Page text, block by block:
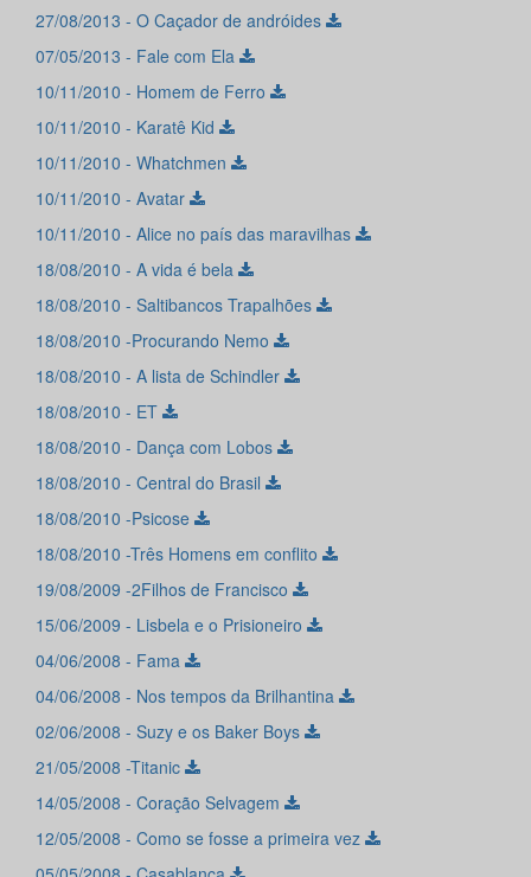
27/08/2013 - O Caçador de andróides
07/05/2013 - Fale com Ela
10/11/2010 - Homem de Ferro
10/11/2010 - Karatê Kid
10/11/2010 - Whatchmen
10/11/2010 - Avatar
10/11/2010 - Alice no país das maravilhas
18/08/2010 - A vida é bela
18/08/2010 - Saltibancos Trapalhões
18/08/2010 -Procurando Nemo
18/08/2010 - A lista de Schindler
18/08/2010 - ET
18/08/2010 - Dança com Lobos
18/08/2010 - Central do Brasil
18/08/2010 -Psicose
18/08/2010 -Três Homens em conflito
19/08/2009 -2Filhos de Francisco
15/06/2009 - Lisbela e o Prisioneiro
04/06/2008 - Fama
04/06/2008 - Nos tempos da Brilhantina
02/06/2008 - Suzy e os Baker Boys
21/05/2008 -Titanic
14/05/2008 - Coração Selvagem
12/05/2008 - Como se fosse a primeira vez